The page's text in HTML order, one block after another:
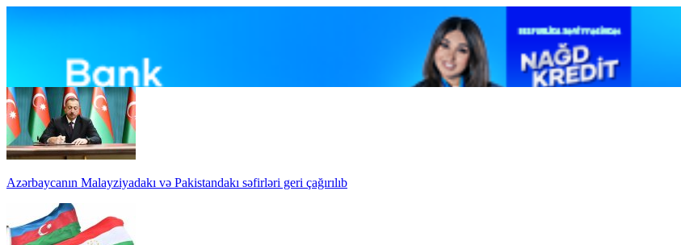
Azərbaycanın Malayziyadakı və Pakistandakı səfirləri geri çağırılıb